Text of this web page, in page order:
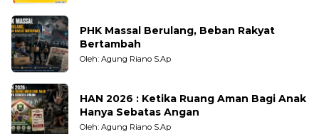
PHK Massal Berulang, Beban Rakyat
Bertambah
Oleh: Agung Riano S.Ap
HAN 2026 : Ketika Ruang Aman Bagi Anak
Hanya Sebatas Angan
Oleh: Agung Riano S.Ap